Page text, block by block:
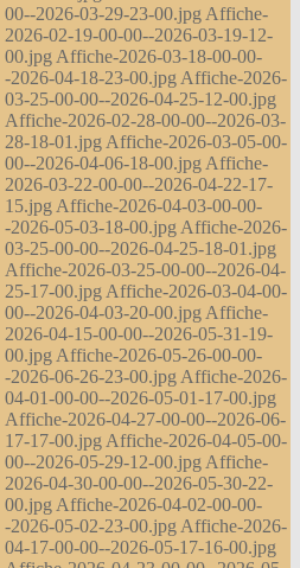
00--2026-03-29-23-00.jpg Affiche-
2026-02-19-00-00--2026-03-19-12-
00.jpg Affiche-2026-03-18-00-00-
-2026-04-18-23-00.jpg Affiche-2026-
03-25-00-00--2026-04-25-12-00.jpg
Affiche-2026-02-28-00-00--2026-03-
28-18-01.jpg Affiche-2026-03-05-00-
00--2026-04-06-18-00.jpg Affiche-
2026-03-22-00-00--2026-04-22-17-
15.jpg Affiche-2026-04-03-00-00-
-2026-05-03-18-00.jpg Affiche-2026-
03-25-00-00--2026-04-25-18-01.jpg
Affiche-2026-03-25-00-00--2026-04-
25-17-00.jpg Affiche-2026-03-04-00-
00--2026-04-03-20-00.jpg Affiche-
2026-04-15-00-00--2026-05-31-19-
00.jpg Affiche-2026-05-26-00-00-
-2026-06-26-23-00.jpg Affiche-2026-
04-01-00-00--2026-05-01-17-00.jpg
Affiche-2026-04-27-00-00--2026-06-
17-17-00.jpg Affiche-2026-04-05-00-
00--2026-05-29-12-00.jpg Affiche-
2026-04-30-00-00--2026-05-30-22-
00.jpg Affiche-2026-04-02-00-00-
-2026-05-02-23-00.jpg Affiche-2026-
04-17-00-00--2026-05-17-16-00.jpg